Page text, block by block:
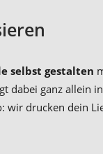
selbst gestalten
dabei ganz allein
wir drucken dein